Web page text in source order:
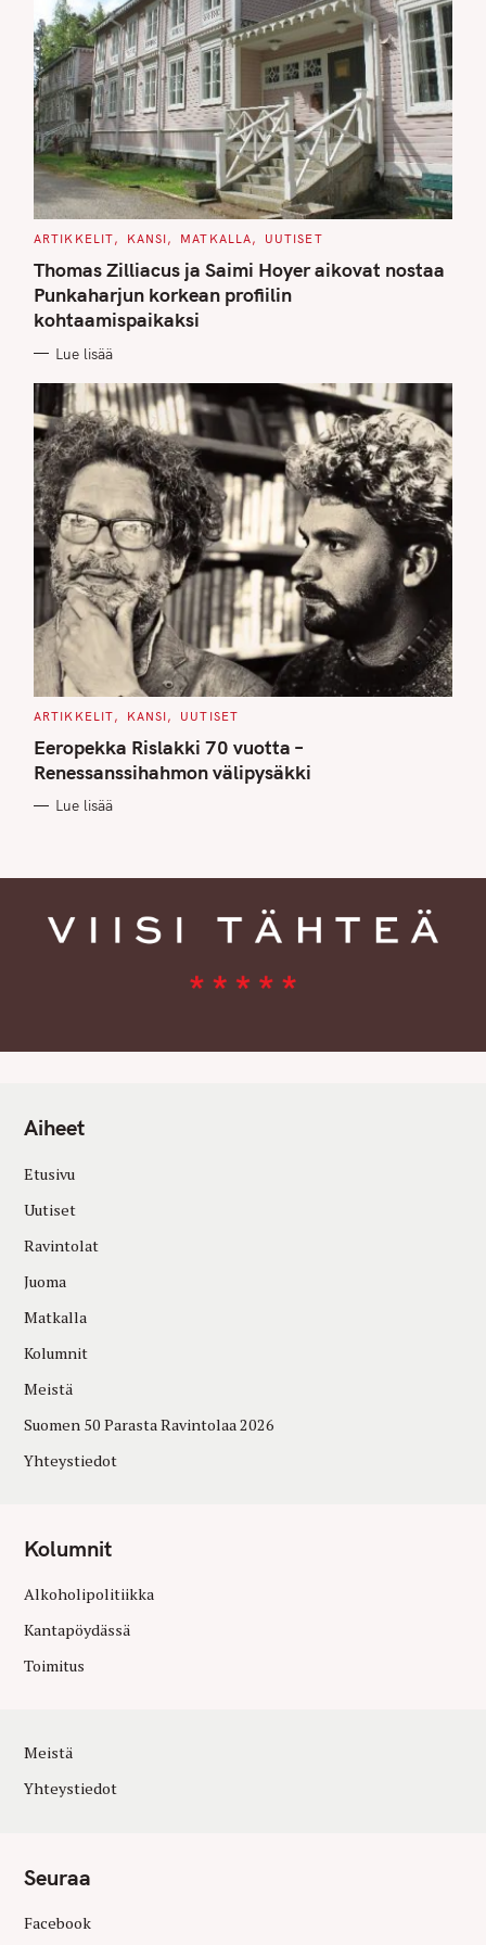
C
T
E
G
O
R
I
S
ARTIKKELIT KANSI MATKALLA UUTISET
Thomas Zilliacus ja Saimi Hoyer aikovat nostaa
Punkaharjun korkean profiilin
kohtaamispaikaksi
Lue lisää
C
T
E
G
O
I
ARTIKKELIT KANSI UUTISET
Eeropekka Rislakki 70 vuotta –
Renessanssihahmon välipysäkki
Lue lisää
Aiheet
Etusivu
Uutiset
Ravintolat
Juoma
Matkalla
Kolumnit
Meistä
Suomen 50 Parasta Ravintolaa 2026
Yhteystiedot
Kolumnit
Alkoholipolitiikka
Kantapöydässä
Toimitus
Meistä
Yhteystiedot
Seuraa
Facebook